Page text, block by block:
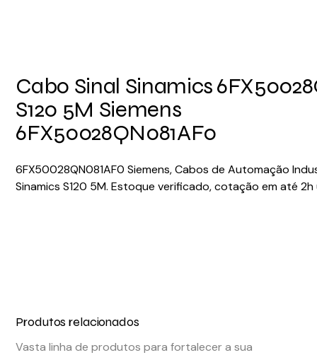
Cabo Sinal Sinamics
S120 5M Siemens
6FX50028QN081AF0
6FX50028QN081AF0 Siemens, Cabos de Automação
Sinamics S120 5M. Estoque verificado, cotação em até 2h
Produtos relacionados
Vasta linha de produtos para fortalecer a sua